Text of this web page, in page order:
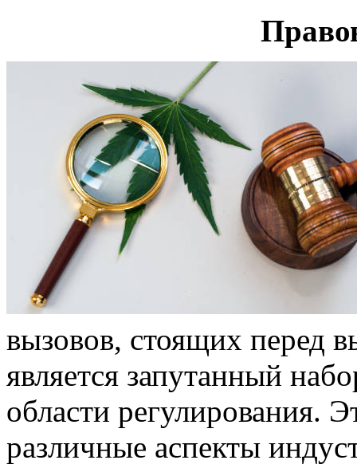
вызовов, стоящих перед
является запутанный
области регулирования.
различные аспекты